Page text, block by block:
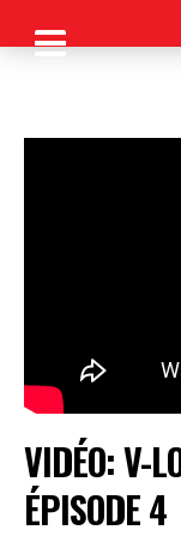
VIDÉO: V-
ÉPISODE 4